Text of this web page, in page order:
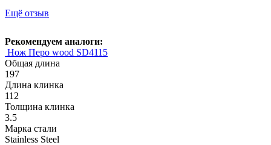
Ещё отзыв
Рекомендуем аналоги:
Нож Перо wood SD4115
Общая длина
197
Длина клинка
112
Толщина клинка
3.5
Марка стали
Stainless Steel